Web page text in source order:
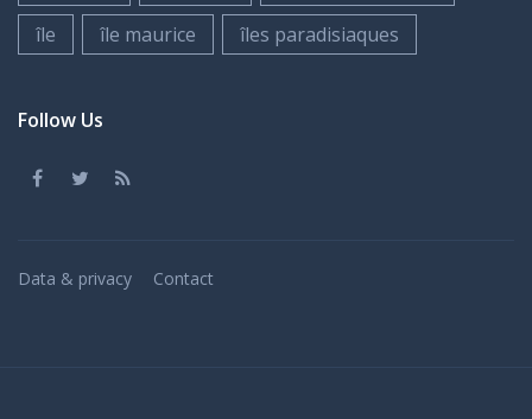
île
île maurice îles paradisiaques
Follow Us
Data & privacy Contact